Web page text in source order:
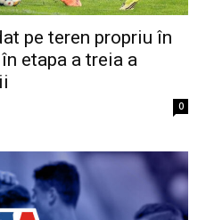
pe teren propriu în
etapa a treia a
0